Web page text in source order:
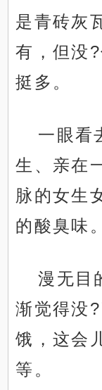
是青砖灰
有，但没
挺多。
一眼看
生、亲在
脉的女生
的酸臭味。
漫无目
渐觉得没
饿，这会
等。